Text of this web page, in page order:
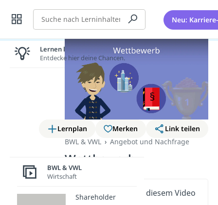
Suche Neu:
Lernplan Merken
Link teilen
BWL & VWL
Angebot und Nachfrage
Wettbewerb
Wichtige Inhalte in diesem Video
Lernen lohnt sich!
Entdecke hier deine Chancen.
BWL & VWL
Wirtschaft
Shareholder